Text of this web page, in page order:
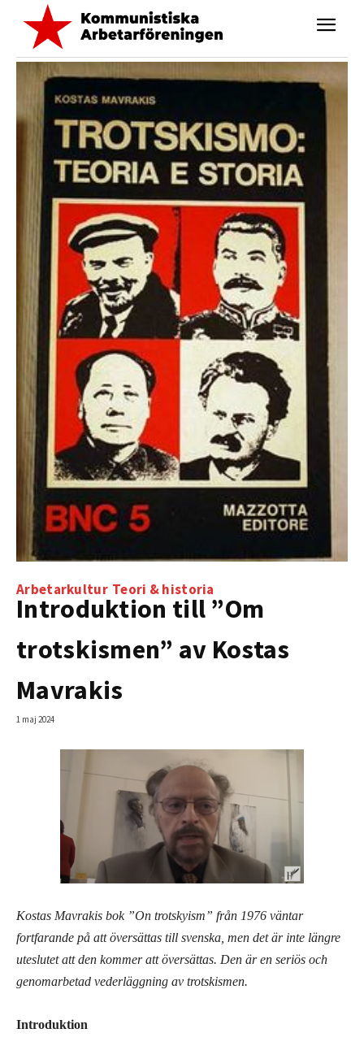
Arbetarkultur Teori & historia
Introduktion till ”Om
trotskismen” av Kostas
Mavrakis
1 maj 2024
Kostas Mavrakis bok ”On trotskyism” från 1976 väntar
fortfarande på att översättas till svenska, men det är inte längre
uteslutet att den kommer att översättas. Den är en seriös och
genomarbetad vederläggning av trotskismen.
Introduktion